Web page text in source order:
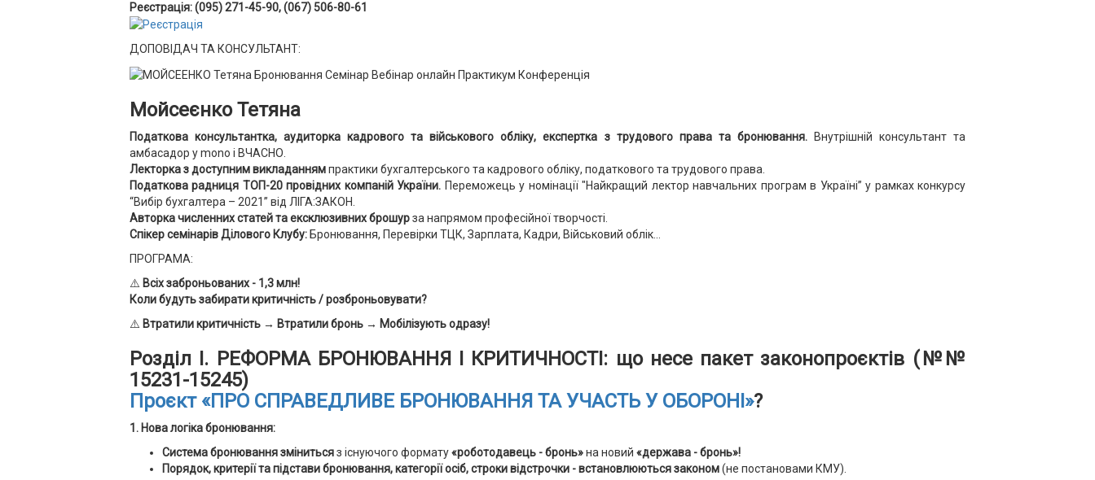
Реєстрація: (095) 271-45-90, (067) 506-80-61
ДОПОВІДАЧ ТА КОНСУЛЬТАНТ:
Мойсеєнко Тетяна
Податкова консультантка, аудиторка кадрового та військового обліку, експертка з трудового права та бронювання. Внутрішній консультант та
амбасадор у mono і ВЧАСНО.
Лекторка з доступним викладаннямпрактики бухгалтерського та кадрового обліку, податкового та трудового права.
Податкова радниця ТОП-20 провідних компаній України. Переможець у номінації "Найкращий лектор навчальних програм в Україні” у рамках конкурсу
“Вибір бухгалтера – 2021” від ЛІГА:ЗАКОН.
Авторка численних статей та ексклюзивних брошурза напрямом професійної творчості.
Спікер семінарів Ділового Клубу:Бронювання, Перевірки ТЦК, Зарплата, Кадри, Військовий облік...
ПРОГРАМА:
⚠️ Всіх заброньованих - 1,3 млн!
Коли будуть забирати критичність / розброньовувати?
⚠️ Втратили критичність → Втратили бронь → Мобілізують одразу!
Розділ І. РЕФОРМА БРОНЮВАННЯ І КРИТИЧНОСТІ: що несе пакет законопроєктів (№№
15231-15245)
Проєкт «ПРО СПРАВЕДЛИВЕ БРОНЮВАННЯ ТА УЧАСТЬ У ОБОРОНІ»?
1. Нова логіка бронювання:
Система бронювання змінитьсяз існуючого формату«роботодавець - бронь»на новий «держава - бронь»!
Порядок, критерії та підстави бронювання, категорії осіб, строки відстрочки - встановлюються законом(не постановами КМУ).